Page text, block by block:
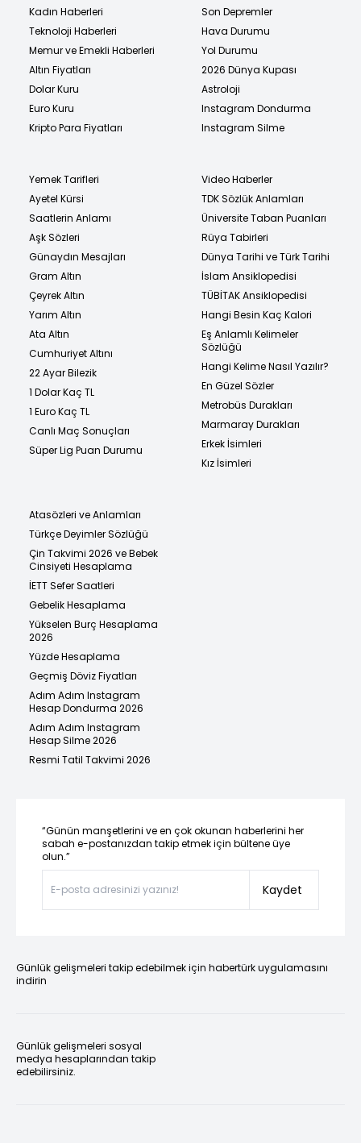
Kadın Haberleri
Teknoloji Haberleri
Memur ve Emekli Haberleri
Altın Fiyatları
Dolar Kuru
Euro Kuru
Kripto Para Fiyatları
Son Depremler
Hava Durumu
Yol Durumu
2026 Dünya Kupası
Astroloji
Instagram Dondurma
Instagram Silme
Yemek Tarifleri
Ayetel Kürsi
Saatlerin Anlamı
Aşk Sözleri
Günaydın Mesajları
Gram Altın
Çeyrek Altın
Yarım Altın
Ata Altın
Cumhuriyet Altını
22 Ayar Bilezik
1 Dolar Kaç TL
1 Euro Kaç TL
Canlı Maç Sonuçları
Süper Lig Puan Durumu
Video Haberler
TDK Sözlük Anlamları
Üniversite Taban Puanları
Rüya Tabirleri
Dünya Tarihi ve Türk Tarihi
İslam Ansiklopedisi
TÜBİTAK Ansiklopedisi
Hangi Besin Kaç Kalori
Eş Anlamlı Kelimeler
Sözlüğü
Hangi Kelime Nasıl Yazılır?
En Güzel Sözler
Metrobüs Durakları
Marmaray Durakları
Erkek İsimleri
Kız İsimleri
Atasözleri ve Anlamları
Türkçe Deyimler Sözlüğü
Çin Takvimi 2026 ve Bebek
Cinsiyeti Hesaplama
İETT Sefer Saatleri
Gebelik Hesaplama
Yükselen Burç Hesaplama
2026
Yüzde Hesaplama
Geçmiş Döviz Fiyatları
Adım Adım Instagram
Hesap Dondurma 2026
Adım Adım Instagram
Hesap Silme 2026
Resmi Tatil Takvimi 2026
“Günün manşetlerini ve en çok okunan haberlerini her
sabah e-postanızdan takip etmek için bültene üye
olun.”
Kaydet
Günlük gelişmeleri takip edebilmek için habertürk uygulamasını
indirin
Günlük gelişmeleri sosyal
medya hesaplarından takip
edebilirsiniz.